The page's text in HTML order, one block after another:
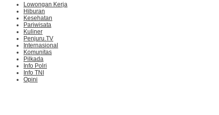
Lowongan Kerja
Hiburan
Kesehatan
Pariwisata
Kuliner
Penjuru.TV
Internasional
Komunitas
Pilkada
Info Polri
Info TNI
Opini